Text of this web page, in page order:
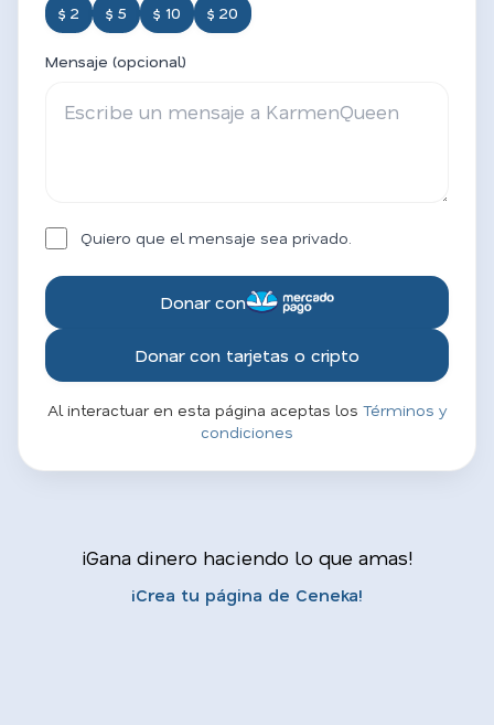
$ 2 $ 5 $ 10 $ 20
Mensaje (opcional)
Quiero que el mensaje sea privado.
Donar con
Donar con tarjetas o cripto
Al interactuar en esta página aceptas los Términos y
condiciones
¡Gana dinero haciendo lo que amas!
¡Crea tu página de Ceneka!